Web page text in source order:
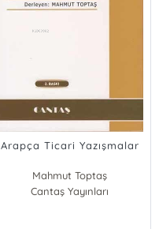
Arapça Ticari Yazışmalar
Mahmut Toptaş
Cantaş Yayınları